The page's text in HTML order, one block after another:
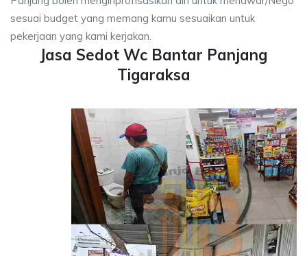
sesuai budget yang memang kamu sesuaikan untuk
pekerjaan yang kami kerjakan.
Jasa Sedot Wc Bantar Panjang
Tigaraksa